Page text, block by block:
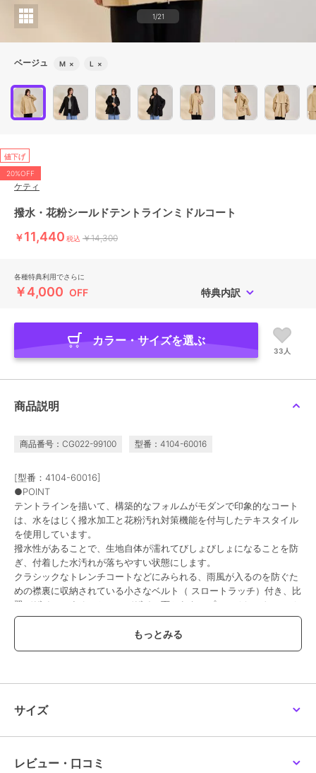
1/21
ベージュ M × L ×
値下げ
20%OFF
ケティ
撥水・花粉シールドテントラインミドルコート
￥11,440 税込 ￥14,300
各種特典利用でさらに
￥4,000 OFF 特典内訳
カラー・サイズを選ぶ
33人
商品説明
商品番号：CG022-99100 型番：4104-60016
[型番：4104-60016]
●POINT
テントラインを描いて、構築的なフォルムがモダンで印象的なコート
は、水をはじく撥水加工と花粉汚れ対策機能を付与したテキスタイル
を使用しています。
撥水性があることで、生地自体が濡れてびしょびしょになることを防
ぎ、付着した水汚れが落ちやすい状態にします。
クラシックなトレンチコートなどにみられる、雨風が入るのを防ぐた
めの襟裏に収納されている小さなベルト（ スロートラッチ）付き、比
翼デザインにすることで、デザイン面からもアプローチし、トレンチ
コートに変わる一着としておすすめです。
----------------------------------
裏地： なし
ポケット： あり
サイズ
レビュー・口コミ